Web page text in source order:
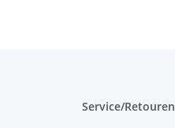
Service/Retouren